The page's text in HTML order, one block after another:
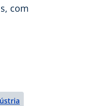
com